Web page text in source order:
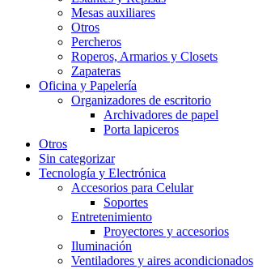
Mesas auxiliares
Otros
Percheros
Roperos, Armarios y Closets
Zapateras
Oficina y Papelería
Organizadores de escritorio
Archivadores de papel
Porta lapiceros
Otros
Sin categorizar
Tecnología y Electrónica
Accesorios para Celular
Soportes
Entretenimiento
Proyectores y accesorios
Iluminación
Ventiladores y aires acondicionados